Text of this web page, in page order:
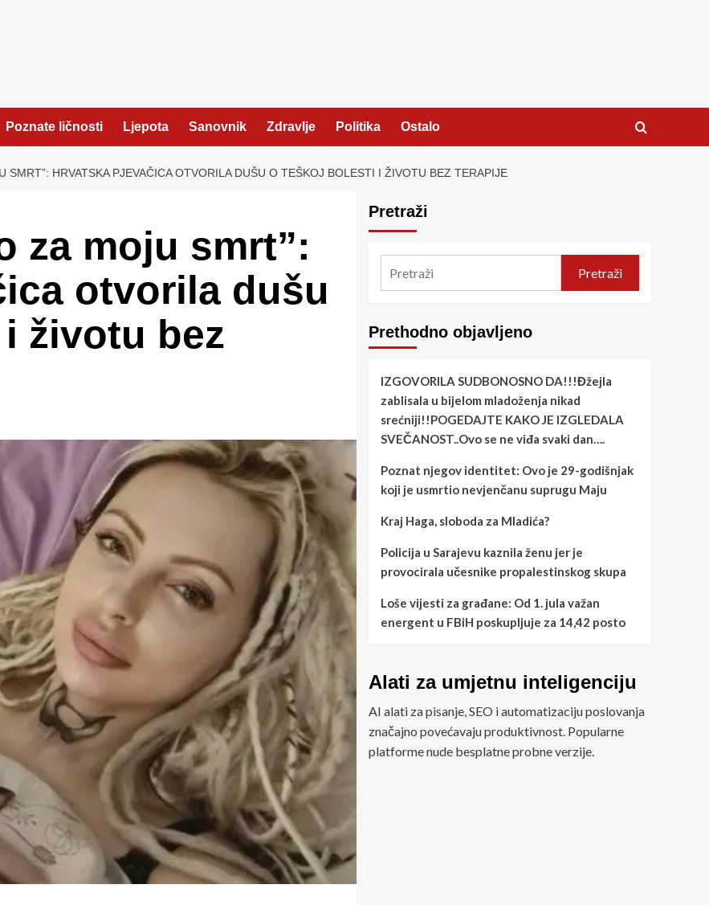
Poznate ličnosti Ljepota Sanovnik Zdravlje Politika Ostalo
SMRT”: HRVATSKA PJEVAČICA OTVORILA DUŠU O TEŠKOJ BOLESTI I ŽIVOTU BEZ TERAPIJE
za moju smrt”:
otvorila dušu
životu bez
Pretraži
Pretraži
Prethodno objavljeno
IZGOVORILA SUDBONOSNO DA!!!Đžejla
zablisala u bijelom mladoženja nikad
srećniji!!POGEDAJTE KAKO JE IZGLEDALA
SVEČANOST..Ovo se ne viđa svaki dan….
Poznat njegov identitet: Ovo je 29-godišnjak
koji je usmrtio nevjenčanu suprugu Maju
Kraj Haga, sloboda za Mladića?
Policija u Sarajevu kaznila ženu jer je
provocirala učesnike propalestinskog skupa
Loše vijesti za građane: Od 1. jula važan
energent u FBiH poskupljuje za 14,42 posto
Alati za umjetnu inteligenciju
AI alati za pisanje, SEO i automatizaciju poslovanja
značajno povećavaju produktivnost. Popularne
platforme nude besplatne probne verzije.